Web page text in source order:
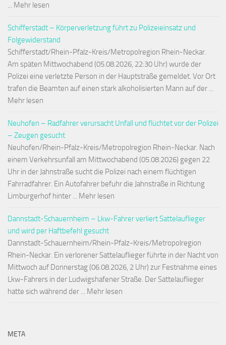
... Mehr lesen
Schifferstadt – Körperverletzung führt zu Polizeieinsatz und
Folgewiderstand
Schifferstadt/Rhein-Pfalz-Kreis/Metropolregion Rhein-Neckar.
Am späten Mittwochabend (05.08.2026, 22:30 Uhr) wurde der
Polizei eine verletzte Person in der Hauptstraße gemeldet. Vor Ort
trafen die Beamten auf einen stark alkoholisierten Mann auf der ...
Mehr lesen
Neuhofen – Radfahrer verursacht Unfall und flüchtet vor der Polizei
– Zeugen gesucht
Neuhofen/Rhein-Pfalz-Kreis/Metropolregion Rhein-Neckar. Nach
einem Verkehrsunfall am Mittwochabend (05.08.2026) gegen 22
Uhr in der Jahnstraße sucht die Polizei nach einem flüchtigen
Fahrradfahrer. Ein Autofahrer befuhr die Jahnstraße in Richtung
Limburgerhof hinter ... Mehr lesen
Dannstadt-Schauernheim – Lkw-Fahrer verliert Sattelauflieger
und wird per Haftbefehl gesucht
Dannstadt-Schauernheim/Rhein-Pfalz-Kreis/Metropolregion
Rhein-Neckar. Ein verlorener Sattelauflieger führte in der Nacht von
Mittwoch auf Donnerstag (06.08.2026, 2 Uhr) zur Festnahme eines
Lkw-Fahrers in der Ludwigshafener Straße. Der Sattelauflieger
hatte sich während der ... Mehr lesen
META